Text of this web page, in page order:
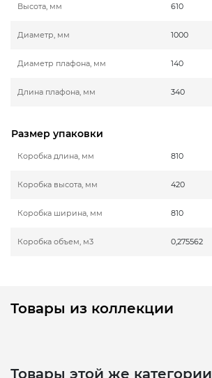
Высота, мм 610
Диаметр, мм 1000
Диаметр плафона, мм 140
Длина плафона, мм 340
Размер упаковки
Коробка длина, мм 810
Коробка высота, мм 420
Коробка ширина, мм 810
Коробка объем, м3 0,275562
Товары из коллекции
Товары этой же категории